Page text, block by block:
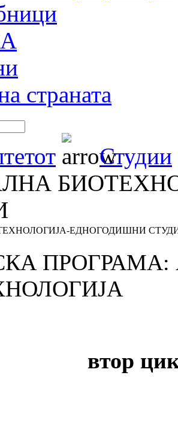
страната
Студии
ЕДНОГОДИШНИ
втор